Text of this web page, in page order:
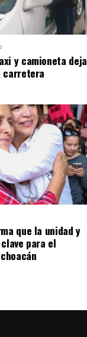
y camioneta deja
carretera
que la unidad y
para el